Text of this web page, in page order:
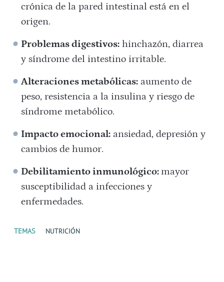
crónica de la pared intestinal está en el
origen.
Problemas digestivos: hinchazón, diarrea
y síndrome del intestino irritable.
Alteraciones metabólicas: aumento de
peso, resistencia a la insulina y riesgo de
síndrome metabólico.
Impacto emocional: ansiedad, depresión y
cambios de humor.
Debilitamiento inmunológico: mayor
susceptibilidad a infecciones y
enfermedades.
TEMAS NUTRICIÓN